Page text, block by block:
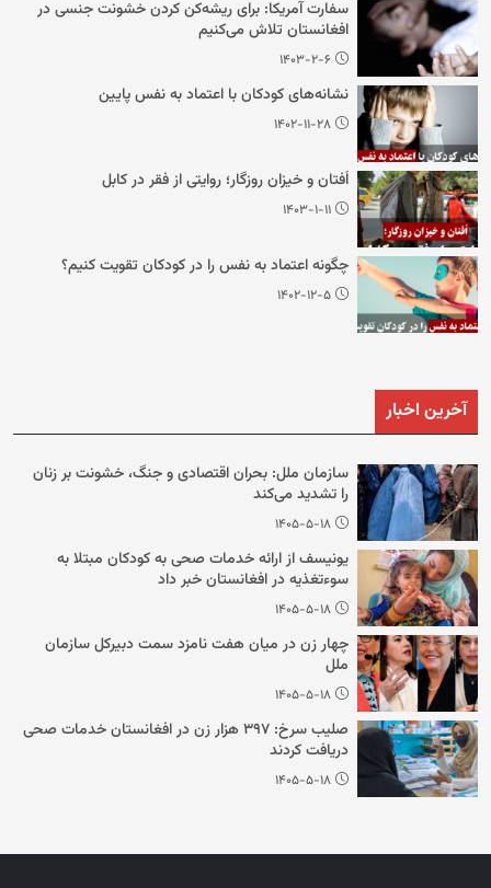
سفارت آمریکا: برای ریشه‌کن کردن خشونت جنسی در
افغانستان تلاش می‌کنیم
۱۴۰۳-۲-۶
نشانه‌های کودکان با اعتماد به نفس پایین
۱۴۰۲-۱۱-۲۸
اُفتان و خیزان روزگار؛ روایتی از فقر در کابل
۱۴۰۳-۱-۱۱
چگونه اعتماد به نفس را در کودکان تقویت کنیم؟
۱۴۰۲-۱۲-۵
آخرین اخبار
سازمان ملل: بحران اقتصادی و جنگ، خشونت بر زنان
را تشدید می‌‌کند
۱۴۰۵-۵-۱۸
یونیسف از ارائه خدمات صحی به کودکان مبتلا به
سوءتغذیه در افغانستان خبر داد
۱۴۰۵-۵-۱۸
چهار زن در میان هفت نامزد سمت دبیرکل سازمان
ملل
۱۴۰۵-۵-۱۸
صلیب سرخ: ۳۹۷ هزار زن در افغانستان خدمات صحی
دریافت کردند
۱۴۰۵-۵-۱۸